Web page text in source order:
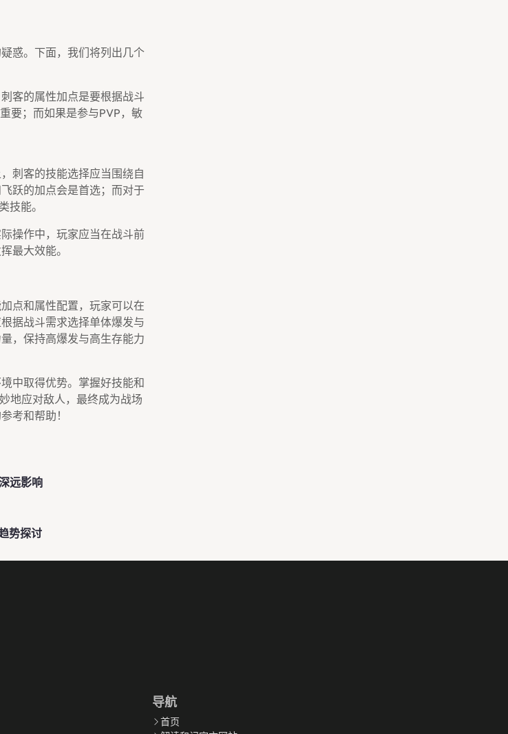
惑。下面，我们将列出几个
客的属性加点是要根据战斗
要；而如果是参与PVP，敏
刺客的技能选择应当围绕自
跃的加点会是首选；而对于
技能。
操作中，玩家应当在战斗前
最大效能。
点和属性配置，玩家可以在
据战斗需求选择单体爆发与
，保持高爆发与高生存能力
中取得优势。掌握好技能和
地应对敌人，最终成为战场
考和帮助！
远影响
势探讨
导航
首页